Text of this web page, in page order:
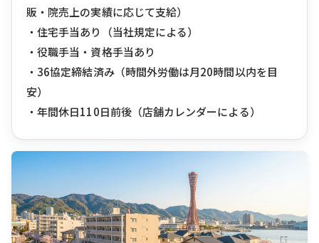
販・院売上の実績に応じて支給）
・住宅手当あり（当社規定による）
・役職手当・資格手当あり
・36協定締結済み（時間外労働は月20時間以内を目
安）
・年間休日110日前後（店舗カレンダーによる）